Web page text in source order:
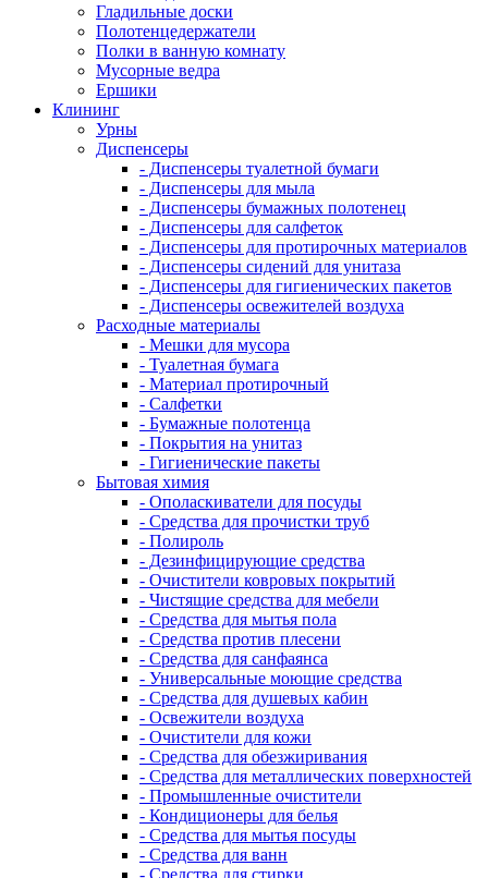
Гладильные доски
Полотенцедержатели
Полки в ванную комнату
Мусорные ведра
Ершики
Клининг
Урны
Диспенсеры
- Диспенсеры туалетной бумаги
- Диспенсеры для мыла
- Диспенсеры бумажных полотенец
- Диспенсеры для салфеток
- Диспенсеры для протирочных материалов
- Диспенсеры сидений для унитаза
- Диспенсеры для гигиенических пакетов
- Диспенсеры освежителей воздуха
Расходные материалы
- Мешки для мусора
- Туалетная бумага
- Материал протирочный
- Салфетки
- Бумажные полотенца
- Покрытия на унитаз
- Гигиенические пакеты
Бытовая химия
- Ополаскиватели для посуды
- Средства для прочистки труб
- Полироль
- Дезинфицирующие средства
- Очистители ковровых покрытий
- Чистящие средства для мебели
- Средства для мытья пола
- Средства против плесени
- Средства для санфаянса
- Универсальные моющие средства
- Средства для душевых кабин
- Освежители воздуха
- Очистители для кожи
- Средства для обезжиривания
- Средства для металлических поверхностей
- Промышленные очистители
- Кондиционеры для белья
- Средства для мытья посуды
- Средства для ванн
- Средства для стирки